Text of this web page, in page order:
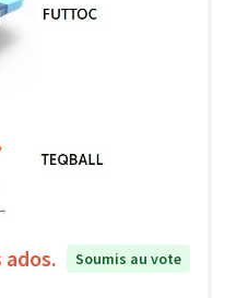
ados.
Soumis au vote